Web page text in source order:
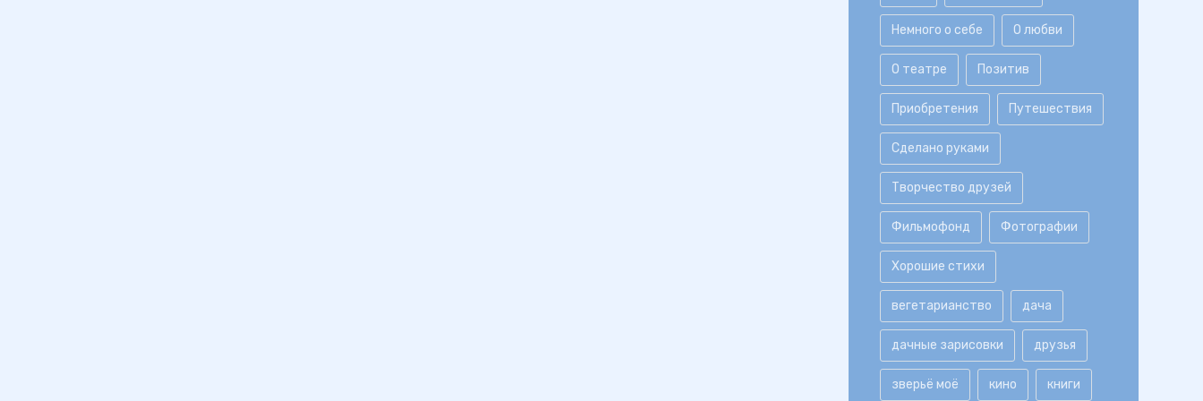
Немного о себе О любви
О театре Позитив
Приобретения Путешествия
Сделано руками
Творчество друзей
Фильмофонд Фотографии
Хорошие стихи
вегетарианство дача
дачные зарисовки друзья
зверьё моё кино книги